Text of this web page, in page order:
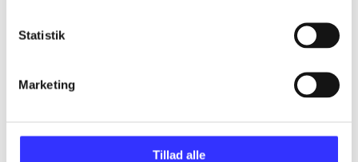
Statistik
Marketing
Tillad alle
Alle registrerede artikler fordelt på udgivelser
...